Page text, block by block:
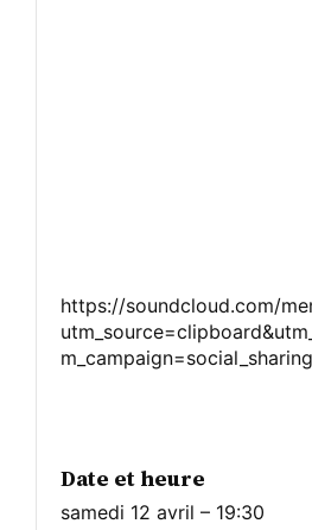
https://soundcloud.com/
m_campaign=social_sharing
Date et heure
samedi 12 avril – 19:30